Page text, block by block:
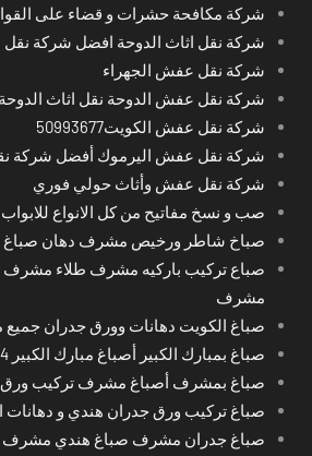
شركة مكافحة حشرات و قضاء على
شركة نقل اثاث الدوحة افضل شركة نقل
شركة نقل عفش الجهراء
شركة نقل عفش الدوحة نقل اثاث
شركة نقل عفش الكويت50993677
شركة نقل عفش اليرموك أفضل شركة
شركة نقل عفش وأثاث حولي فوري
صب و نسخ مفاتيح من كل الانواع
صباخ شاطر ورخيص مشرف دهان
صباع تركيب باركيه مشرف طلاء مشرف
مشرف
صباغ الكويت دهانات وورق جدران جميع
صباغ بمبارك الكبير أصباغ مبارك الكبير 24 ساعة الكويت
صباغ بمشرف أصباغ مشرف تركيب ورق
صباغ تركيب ورق جدران هندي و دهانات
صباغ جدران مشرف صباغ هندي مشرف kuwait 24 ساعة